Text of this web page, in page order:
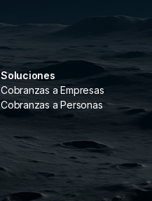
Soluciones
Cobranzas a Empresas
Cobranzas a Personas